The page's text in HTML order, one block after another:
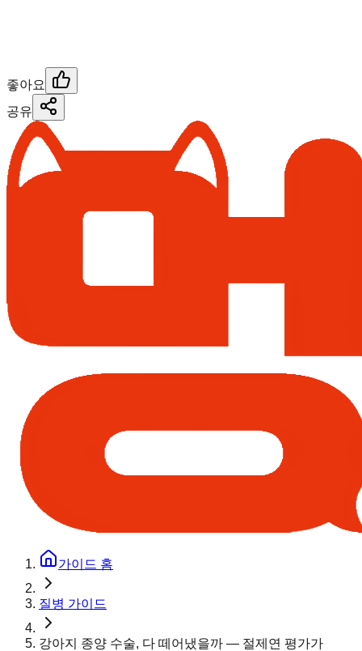
좋아요
공유
가이드 홈
질병 가이드
강아지 종양 수술, 다 떼어냈을까 — 절제연 평가가